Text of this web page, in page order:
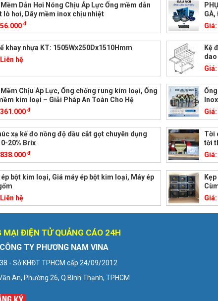
Dẫn Hơi Nóng Chịu Áp Lực Ống mềm dẫn
lò hơi, Dây mềm inox chịu nhiệt
56.000 đ
GÀ,
Giá:
khay nhựa KT: 1505Wx250Dx1510Hmm
Liên hệ
Kệ
dao
Giá:
Chịu Áp Lực, Ống chống rung kim loại, Ống
kim loại – Giải Pháp An Toàn Cho Hệ
361.000 đ
xạ kế đo nồng độ dầu cắt gọt chuyên dụng
0-20% Brix
838.000 đ
Tời
tời
Giá:
ép bột kim loại, Giá máy ép bột kim loại, Máy ép
Liên hệ
Giá:
MẠI ĐIỆN TỬ QUẢNG CÁO 24H
CÔNG TY PHƯƠNG NAM VINA
- Sở KHĐT TPHCM cấp 24/09/2012
An, Phường 26, Q.Bình Thạnh, TPHCM